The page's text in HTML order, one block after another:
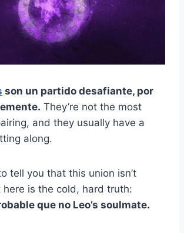
son un partido desafiante, por
They’re not the most
and they usually have a
along.
tell you that this union isn’t
here is the cold, hard truth:
que no Leo’s soulmate.